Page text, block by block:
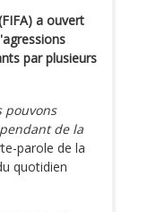
a ouvert
par plusieurs
pouvons
de la
parole de la
quotidien